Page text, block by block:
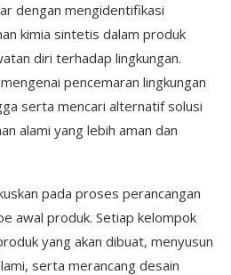
dengan mengidentifikasi
kimia sintetis dalam produk
diri terhadap lingkungan.
pencemaran lingkungan
serta mencari alternatif solusi
alami yang lebih aman dan
pada proses perancangan
awal produk. Setiap kelompok
yang akan dibuat, menyusun
serta merancang desain